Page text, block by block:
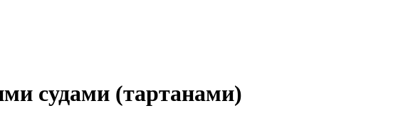
судами (тартанами)